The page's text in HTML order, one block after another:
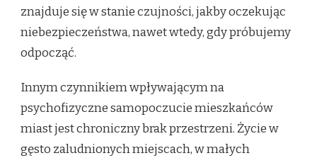
znajduje się w stanie czujności, jakby oczekując
niebezpieczeństwa, nawet wtedy, gdy próbujemy
odpocząć.
Innym czynnikiem wpływającym na
psychofizyczne samopoczucie mieszkańców
miast jest chroniczny brak przestrzeni. Życie w
gęsto zaludnionych miejscach, w małych